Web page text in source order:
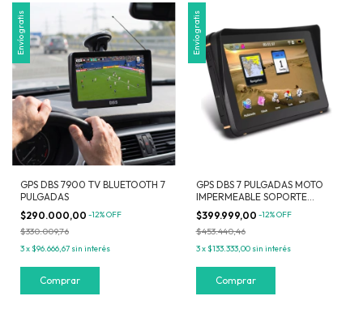
Envío gratis
GPS DBS 7900 TV BLUETOOTH 7
PULGADAS
$290.000,00 -12%OFF
$330.009,76
3x$96.666,67 sin interés
Envío gratis
GPS DBS 7 PULGADAS MOTO
IMPERMEABLE SOPORTE
REFORZADO MAPAS
MERCOSUR
$399.999,00 -12%OFF
$453.440,46
3x$133.333,00 sin interés